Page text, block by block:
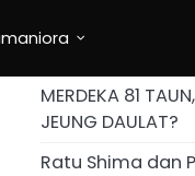
MERDEKA 81
JEUNG DAULAT?
Ratu Shima dan